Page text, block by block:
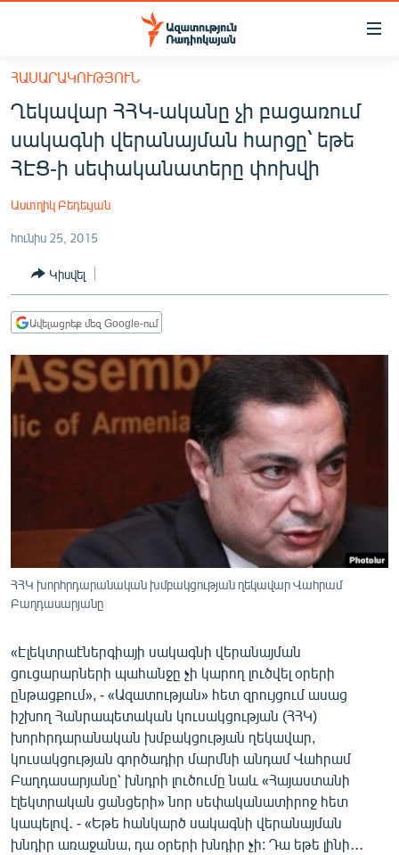
Մատչելիության
հիմնական
բովանդակությանը
Անցնել
հիմնական
մենյուին
ՀԱՅԱՍՏԱՆ
ՔԱՂԱՔԱԿԱՆ
ՏՆՏԵՍՈՒԹՅՈՒՆ
ՂԱՐԱԲԱՂ
ՏԱՐԱԾԱՇՐՋԱՆ
ՄԻՋԱԶԳԱՅԻՆ
ՄԵԿՆԱԲԱՆՈՒԹՅՈՒՆ
ՏՏ ԵՒ ԻՆՏԵՐՆԵՏ
ԱՐԽԻՎ
ԲԱՆԱՎԵՃ
ՁԳՏԵԼՈՎ ԼԱՎԱԳՈՒՅՆԻՆ
ՓՈԴՔԱՍԹ
Հայերեն
English
Русский
ՀԱՍԱՐԱԿՈՒԹՅՈՒՆ
Ղեկավար ՀՀԿ-ականը չի բացառում
սակագնի վերանայման հարցը՝ եթե
ՀԷՑ-ի սեփականատերը փոխվի
Աստղիկ Բեդեւյան
հունիս 25, 2015
Կիսվել
Ավելացրեք մեզ Google-ում
ՀՀԿ խորհրդարանական խմբակցության ղեկավար Վահրամ
Բաղդասարյանը
«Էլեկտրաէներգիայի սակագնի վերանայման
ցուցարարների պահանջը չի կարող լուծվել օրերի
ընթացքում», - «Ազատության» հետ զրույցում ասաց
իշխող Հանրապետական կուսակցության (ՀՀԿ)
խորհրդարանական խմբակցության ղեկավար,
կուսակցության գործադիր մարմնի անդամ Վահրամ
Բաղդասարյանը՝ խնդրի լուծումը նաև «Հայաստանի
էլեկտրական ցանցերի» նոր սեփականատիրոջ հետ
կապելով․ - «Եթե հանկարծ սակագնի վերանայման
խնդիր առաջանա, դա օրերի խնդիր չի: Դա եթե լինի․․․